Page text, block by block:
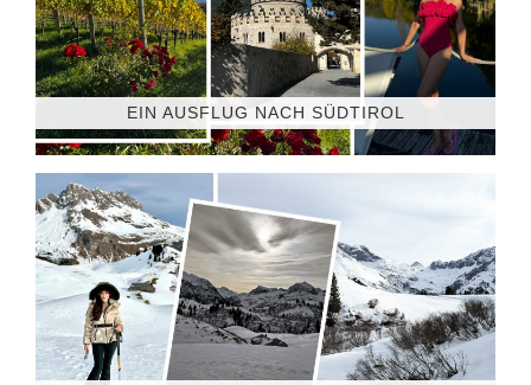
EIN AUSFLUG NACH SÜDTIROL